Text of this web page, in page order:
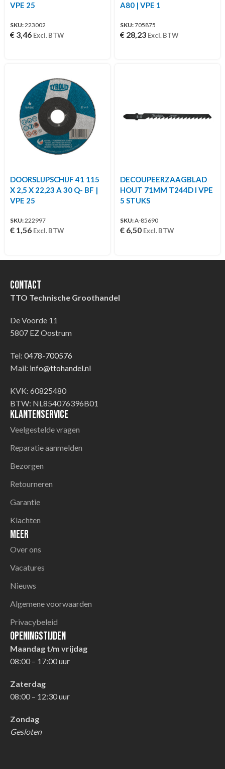
VPE 25
SKU:223002
€ 3,46 Excl. BTW
A80 | VPE 1
SKU:705875
€ 28,23 Excl. BTW
DOORSLIJPSCHIJF 41 115
X 2,5 X 22,23 A 30 Q- BF |
VPE 25
SKU:222997
€ 1,56 Excl. BTW
DECOUPEERZAAGBLAD
HOUT 71MM T244D I VPE
5 STUKS
SKU:A-85690
€ 6,50 Excl. BTW
Contact
TTO Technische Groothandel
De Voorde 11
5807 EZ Oostrum
Tel: 0478-700576
Mail: info@ttohandel.nl
KVK: 60825480
BTW: NL854076396B01
Klantenservice
Veelgestelde vragen
Reparatie aanmelden
Bezorgen
Retourneren
Garantie
Klachten
Meer
Over ons
Vacatures
Nieuws
Algemene voorwaarden
Privacybeleid
Openingstijden
Maandag t/m vrijdag
08:00 – 17:00 uur
Zaterdag
08:00 – 12:30 uur
Zondag
Gesloten